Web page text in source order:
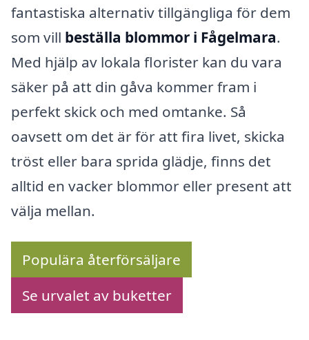
fantastiska alternativ tillgängliga för dem
som vill beställa blommor i Fågelmara.
Med hjälp av lokala florister kan du vara
säker på att din gåva kommer fram i
perfekt skick och med omtanke. Så
oavsett om det är för att fira livet, skicka
tröst eller bara sprida glädje, finns det
alltid en vacker blommor eller present att
välja mellan.
Populära återförsäljare
Se urvalet av buketter